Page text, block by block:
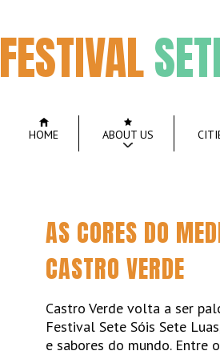
FESTIVAL
HOME ABOUT US
AS CORES DO
CASTRO VERDE
Castro Verde volta a ser
Festival Sete Sóis Sete
e sabores do mundo.